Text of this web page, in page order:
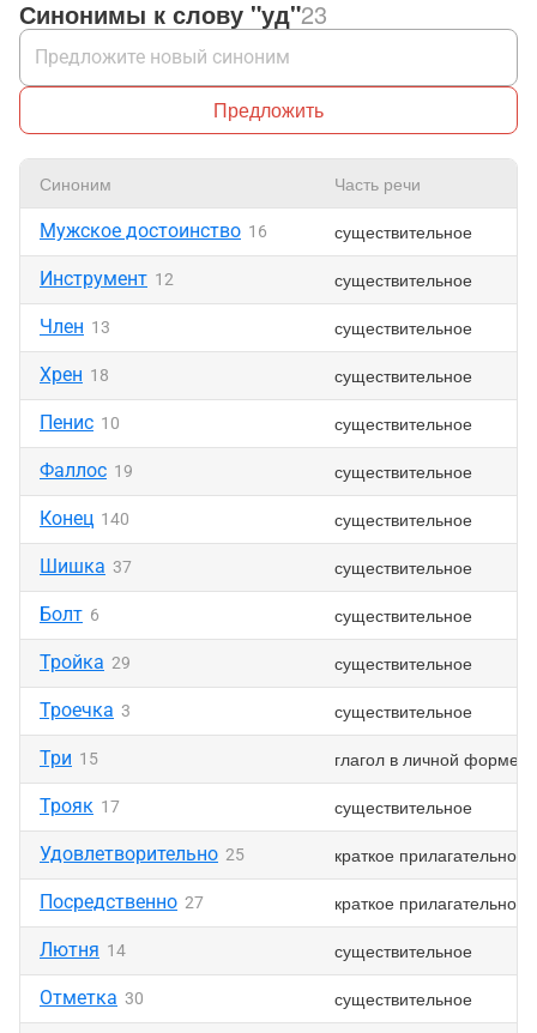
Синонимы к слову "уд"23
Предложить
Синоним Часть речи
Мужское достоинство 16 существительное
Инструмент 12 существительное
Член 13 существительное
Хрен 18 существительное
Пенис 10 существительное
Фаллос 19 существительное
Конец 140 существительное
Шишка 37 существительное
Болт 6 существительное
Тройка 29 существительное
Троечка 3 существительное
Три 15 глагол в личной форме
Трояк 17 существительное
Удовлетворительно 25 краткое прилагательное
Посредственно 27 краткое прилагательное
Лютня 14 существительное
Отметка 30 существительное